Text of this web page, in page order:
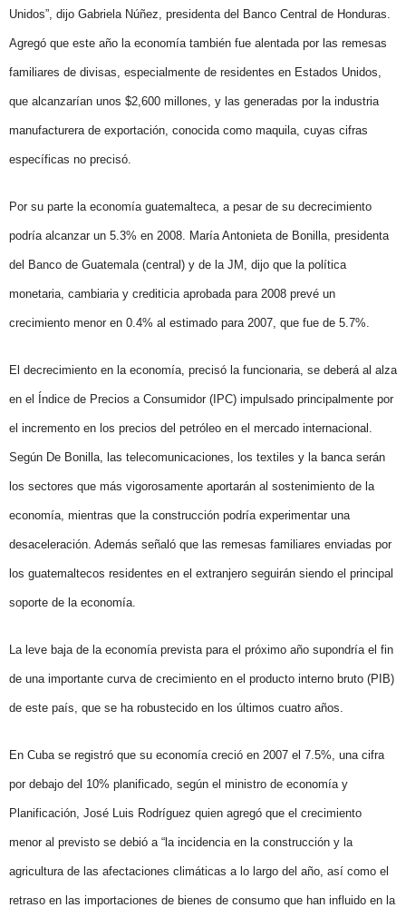
Unidos”, dijo Gabriela Núñez, presidenta del Banco Central de Honduras.
Agregó que este año la economía también fue alentada por las remesas
familiares de divisas, especialmente de residentes en Estados Unidos,
que alcanzarían unos $2,600 millones, y las generadas por la industria
manufacturera de exportación, conocida como maquila, cuyas cifras
específicas no precisó.
Por su parte la economía guatemalteca, a pesar de su decrecimiento
podría alcanzar un 5.3% en 2008. María Antonieta de Bonilla, presidenta
del Banco de Guatemala (central) y de la JM, dijo que la política
monetaria, cambiaria y crediticia aprobada para 2008 prevé un
crecimiento menor en 0.4% al estimado para 2007, que fue de 5.7%.
El decrecimiento en la economía, precisó la funcionaria, se deberá al alza
en el Índice de Precios a Consumidor (IPC) impulsado principalmente por
el incremento en los precios del petróleo en el mercado internacional.
Según De Bonilla, las telecomunicaciones, los textiles y la banca serán
los sectores que más vigorosamente aportarán al sostenimiento de la
economía, mientras que la construcción podría experimentar una
desaceleración. Además señaló que las remesas familiares enviadas por
los guatemaltecos residentes en el extranjero seguirán siendo el principal
soporte de la economía.
La leve baja de la economía prevista para el próximo año supondría el fin
de una importante curva de crecimiento en el producto interno bruto (PIB)
de este país, que se ha robustecido en los últimos cuatro años.
En Cuba se registró que su economía creció en 2007 el 7.5%, una cifra
por debajo del 10% planificado, según el ministro de economía y
Planificación, José Luis Rodríguez quien agregó que el crecimiento
menor al previsto se debió a “la incidencia en la construcción y la
agricultura de las afectaciones climáticas a lo largo del año, así como el
retraso en las importaciones de bienes de consumo que han influido en la